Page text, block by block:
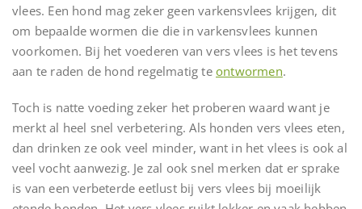
vlees. Een hond mag zeker geen varkensvlees krijgen, dit
om bepaalde wormen die die in varkensvlees kunnen
voorkomen. Bij het voederen van vers vlees is het tevens
aan te raden de hond regelmatig te ontwormen.
Toch is natte voeding zeker het proberen waard want je
merkt al heel snel verbetering. Als honden vers vlees eten,
dan drinken ze ook veel minder, want in het vlees is ook al
veel vocht aanwezig. Je zal ook snel merken dat er sprake
is van een verbeterde eetlust bij vers vlees bij moeilijk